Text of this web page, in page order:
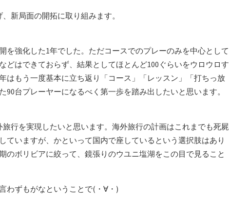
新局面の開拓に取り組みます。
を強化した1年でした。ただコースでのプレーのみを中心として
どはできておらず、結果としてほとんど100ぐらいをウロウロす
はもう一度基本に立ち返り「コース」「レッスン」「打ちっ放
90台プレーヤーになるべく第一歩を踏み出したいと思います。
行を実現したいと思います。海外旅行の計画はこれまでも死屍
ていますが、かといって国内で座しているという選択肢はあり
のボリビアに絞って、鏡張りのウユニ塩湖をこの目で見ること
わずもがなということで(・∀・)